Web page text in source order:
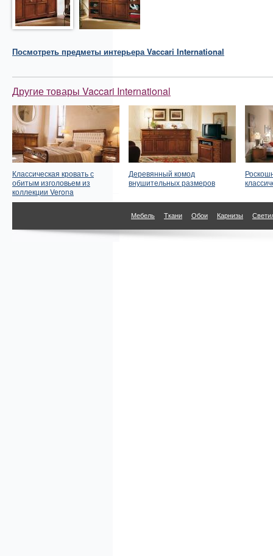
Посмотреть предметы интерьераVaccari International
Другие товары Vaccari International
Классическая кровать с
обитым изголовьем из
коллекции Verona
Деревянный комод
внушительных размеров
Мебель Ткани Обои Карнизы